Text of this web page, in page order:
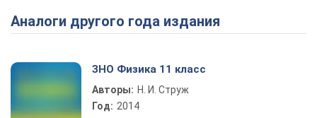
Play Video
Аналоги другого года издания
ЗНО Физика 11 класс
Авторы: Н. И. Струж
Год: 2014